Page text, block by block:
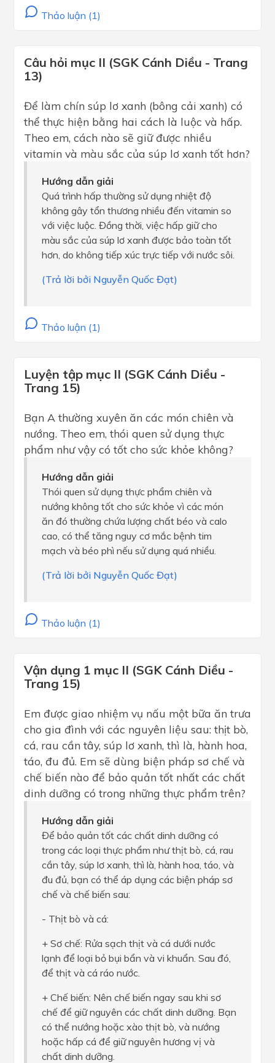
Thảo luận (1)
Câu hỏi mục II (SGK Cánh Diều - Trang
13)
Để làm chín súp lơ xanh (bông cải xanh) có
thể thực hiện bằng hai cách là luộc và hấp.
Theo em, cách nào sẽ giữ được nhiều
vitamin và màu sắc của súp lơ xanh tốt hơn?
Hướng dẫn giải
Quá trình hấp thường sử dụng nhiệt độ
không gây tổn thương nhiều đến vitamin so
với việc luộc. Đồng thời, việc hấp giữ cho
màu sắc của súp lơ xanh được bảo toàn tốt
hơn, do không tiếp xúc trực tiếp với nước sôi.
(Trả lời bởi Nguyễn Quốc Đạt)
Thảo luận (1)
Luyện tập mục II (SGK Cánh Diều -
Trang 15)
Bạn A thường xuyên ăn các món chiên và
nướng. Theo em, thói quen sử dụng thực
phẩm như vậy có tốt cho sức khỏe không?
Hướng dẫn giải
Thói quen sử dụng thực phẩm chiên và
nướng không tốt cho sức khỏe vì các món
ăn đó thường chứa lượng chất béo và calo
cao, có thể tăng nguy cơ mắc bệnh tim
mạch và béo phì nếu sử dụng quá nhiều.
(Trả lời bởi Nguyễn Quốc Đạt)
Thảo luận (1)
Vận dụng 1 mục II (SGK Cánh Diều -
Trang 15)
Em được giao nhiệm vụ nấu một bữa ăn trưa
cho gia đình với các nguyên liệu sau: thịt bò,
cá, rau cần tây, súp lơ xanh, thì là, hành hoa,
táo, đu đủ. Em sẽ dùng biện pháp sơ chế và
chế biến nào để bảo quản tốt nhất các chất
dinh dưỡng có trong những thực phẩm trên?
Hướng dẫn giải
Để bảo quản tốt các chất dinh dưỡng có
trong các loại thực phẩm như thịt bò, cá, rau
cần tây, súp lơ xanh, thì là, hành hoa, táo, và
đu đủ, bạn có thể áp dụng các biện pháp sơ
chế và chế biến sau:
- Thịt bò và cá:
+ Sơ chế: Rửa sạch thịt và cá dưới nước
lạnh để loại bỏ bụi bẩn và vi khuẩn. Sau đó,
để thịt và cá ráo nước.
+ Chế biến: Nên chế biến ngay sau khi sơ
chế để giữ nguyên các chất dinh dưỡng. Bạn
có thể nướng hoặc xào thịt bò, và nướng
hoặc hấp cá để giữ nguyên hương vị và
chất dinh dưỡng.